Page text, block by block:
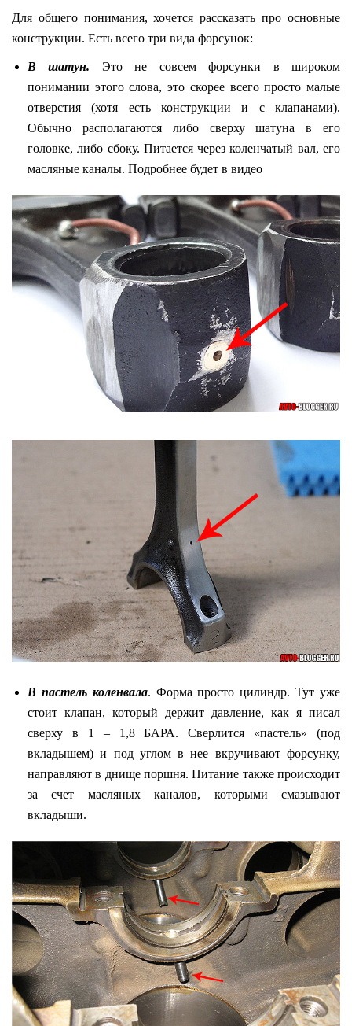
Для общего понимания, хочется рассказать про основные
конструкции. Есть всего три вида форсунок:
В шатун. Это не совсем форсунки в широком
понимании этого слова, это скорее всего просто малые
отверстия (хотя есть конструкции и с клапанами).
Обычно располагаются либо сверху шатуна в его
головке, либо сбоку. Питается через коленчатый вал, его
масляные каналы. Подробнее будет в видео
В пастель коленвала. Форма просто цилиндр. Тут уже
стоит клапан, который держит давление, как я писал
сверху в 1 – 1,8 БАРА. Сверлится «пастель» (под
вкладышем) и под углом в нее вкручивают форсунку,
направляют в днище поршня. Питание также происходит
за счет масляных каналов, которыми смазывают
вкладыши.